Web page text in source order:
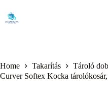
content
Home Takarítás
Tároló
Curver Softex Kocka